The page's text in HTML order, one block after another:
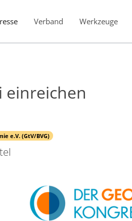
Verband Werkzeuge
einreichen
e.V. (GtV/BVG)